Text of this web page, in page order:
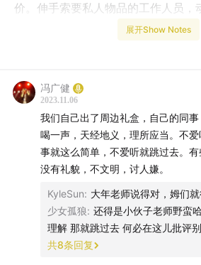
价。伸手索要私人物品的工作人员，
车司机，随心情打扫房间甚至使用客
对于被全世界奉为瑰宝的古迹，本地
惜之情。随意摆放、睡上下铺的木乃
的陵墓，没有任何防护措施的壁画
护的痕迹。然而古埃及文明本身的
破千年风沙的洗刷，呈现在世人眼前。
此起彼伏的“one dollar”和傲视历史
代埃及的符号，而本地人躺平摆烂的
人深思。神迹般的历史遗存与脏乱差
展开Show Notes
冯广健
2023.11.06
我们自己出了周边礼盒，自己的同
喝一声，天经地义，理所应当。不
事就这么简单，不爱听就跳过去。
没有礼貌，不文明，讨人嫌。
KyleSun: 大年老师说得对，姆们
少女孤狼: 还得是小伙子老师野蛮
理解 那就跳过去 何必在这儿批评
共8条回复